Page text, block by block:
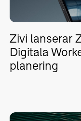
Zivi lanserar
Digitala
planering